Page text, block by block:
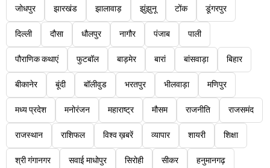
जोधपुर झारखंड झालावाड़ झुंझुनू टोंक डूंगरपुर
दिल्ली दौसा धौलपुर नागौर पंजाब पाली
पौराणिक कथाएं फुटबॉल बाड़मेर बारां बांसवाड़ा बिहार
बीकानेर बूंदी बॉलीवुड भरतपुर भीलवाड़ा मणिपुर
मध्य प्रदेश मनोरंजन महाराष्ट्र मौसम राजनीति राजसमंद
राजस्थान राशिफल विश्व ख़बरें व्यापार शायरी शिक्षा
श्री गंगानगर सवाई माधोपुर सिरोही सीकर हनुमानगढ़